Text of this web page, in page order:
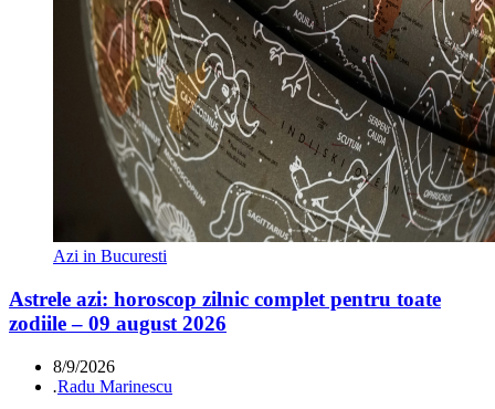
Azi in Bucuresti
Astrele azi: horoscop zilnic complet pentru toate
zodiile – 09 august 2026
8/9/2026
.Radu Marinescu